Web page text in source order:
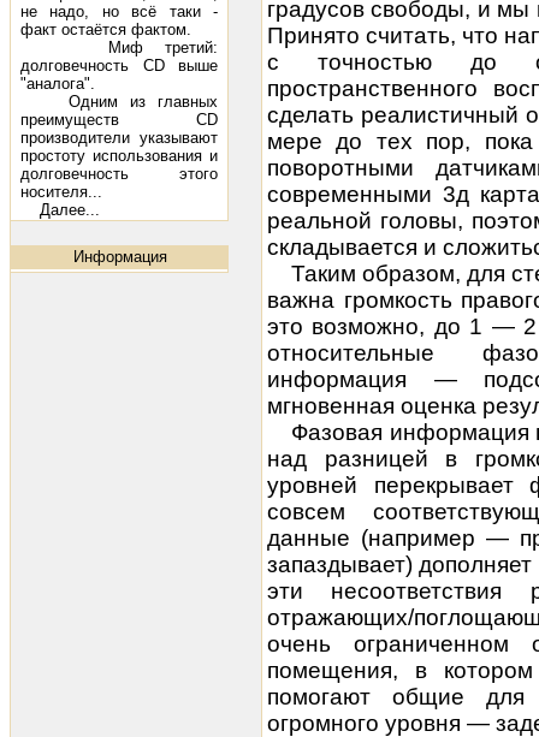
не надо, но всё таки -
факт остаётся фактом.
Миф третий:
долговечность CD выше
"аналога".
Одним из главных
преимуществ CD
производители указывают
простоту использования и
долговечность этого
носителя...
Далее...
Информация
градусов свободы, и мы
Принято считать, что
с точностью до
пространственного
сделать реалистичный
мере до тех пор,
поворотными
современными 3д
реальной головы,
складывается и
Таким образом, для
важна громкость
это возможно, до 1 — 2
относительные
информация —
мгновенная оценка
Фазовая информация
над разницей в
уровней
совсем
данные (например —
запаздывает)
эти
отражающих/
очень ограниченном
помещения, в
помогают общие
огромного уровня —